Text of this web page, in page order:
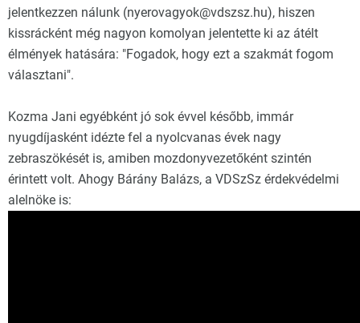
jelentkezzen nálunk (nyerovagyok@vdszsz.hu), hiszen
kissrácként még nagyon komolyan jelentette ki az átélt
élmények hatására: "Fogadok, hogy ezt a szakmát fogom
választani".
Kozma Jani egyébként jó sok évvel később, immár
nyugdíjasként idézte fel a nyolcvanas évek nagy
zebraszökését is, amiben mozdonyvezetőként szintén
érintett volt. Ahogy Bárány Balázs, a VDSzSz érdekvédelmi
alelnöke is: